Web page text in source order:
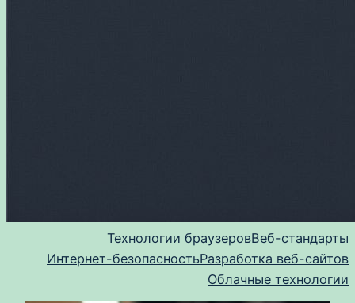
Технологии браузеровВеб-стандарты
Интернет-безопасностьРазработка веб-сайтов
Облачные технологии